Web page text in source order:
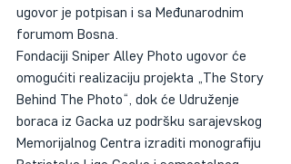
ugovor je potpisan i sa Međunarodnim
forumom Bosna.
Fondaciji Sniper Alley Photo ugovor će
omogućiti realizaciju projekta „The Story
Behind The Photo“, dok će Udruženje
boraca iz Gacka uz podršku sarajevskog
Memorijalnog Centra izraditi monografiju